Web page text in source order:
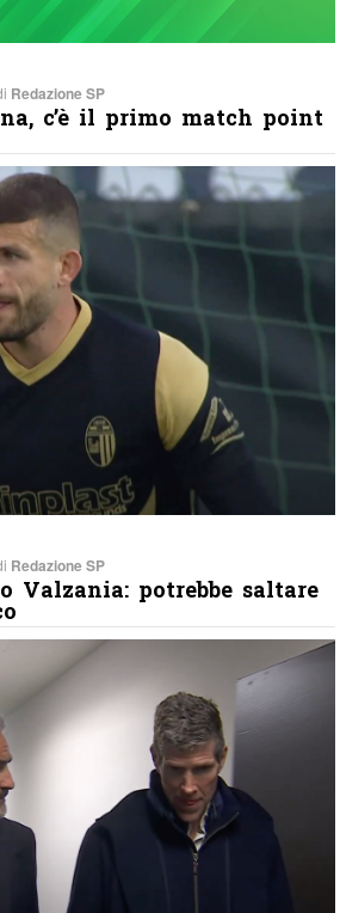
Redazione SP
c’è il primo match point
Redazione SP
Valzania: potrebbe saltare